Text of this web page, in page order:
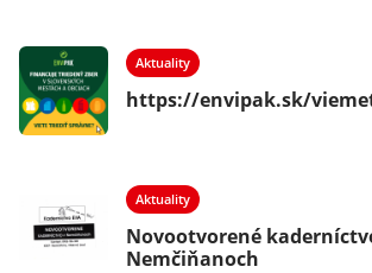
Aktuality
https://envipak.sk/
Aktuality
Novootvorené
Nemčiňanoch